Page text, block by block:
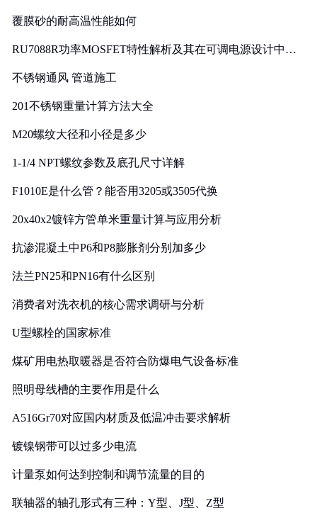
覆膜砂的耐高温性能如何
RU7088R功率MOSFET特性解析及其在可调电源设计中的
不锈钢通风 管道施工
201不锈钢重量计算方法大全
M20螺纹大径和小径是多少
1-1/4 NPT螺纹参数及底孔尺寸详解
F1010E是什么管？能否用3205或3505代换
20x40x2镀锌方管单米重量计算与应用分析
抗渗混凝土中P6和P8膨胀剂分别加多少
法兰PN25和PN16有什么区别
消费者对洗衣机的核心需求调研与分析
U型螺栓的国家标准
煤矿用电热取暖器是否符合防爆电气设备标准
照明母线槽的主要作用是什么
A516Gr70对应国内材质及低温冲击要求解析
镀镍钢带可以过多少电流
计量泵如何达到控制和调节流量的目的
联轴器的轴孔形式有三种：Y型、J型、Z型